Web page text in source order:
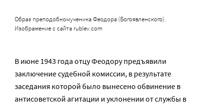
Образ преподобномученика Феодора (Богоявленского).
Изображение с сайта rublev.com
В июне 1943 года отцу Феодору предъявили
заключение судебной комиссии, в результате
заседания которой было вынесено обвинение в
антисоветской агитации и уклонении от службы в